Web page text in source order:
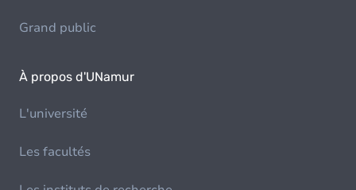
Grand public
À propos d'UNamur
L'université
Les facultés